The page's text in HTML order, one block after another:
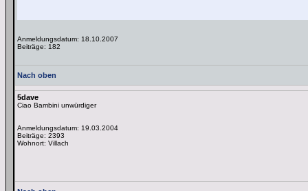
Anmeldungsdatum: 18.10.2007
Beiträge: 182
Nach oben
5dave
Ciao Bambini unwürdiger
Anmeldungsdatum: 19.03.2004
Beiträge: 2393
Wohnort: Villach